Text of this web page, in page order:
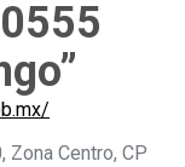
Zona Centro, CP